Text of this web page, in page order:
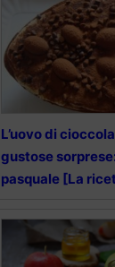
L’uovo di
gustose
pasquale [La